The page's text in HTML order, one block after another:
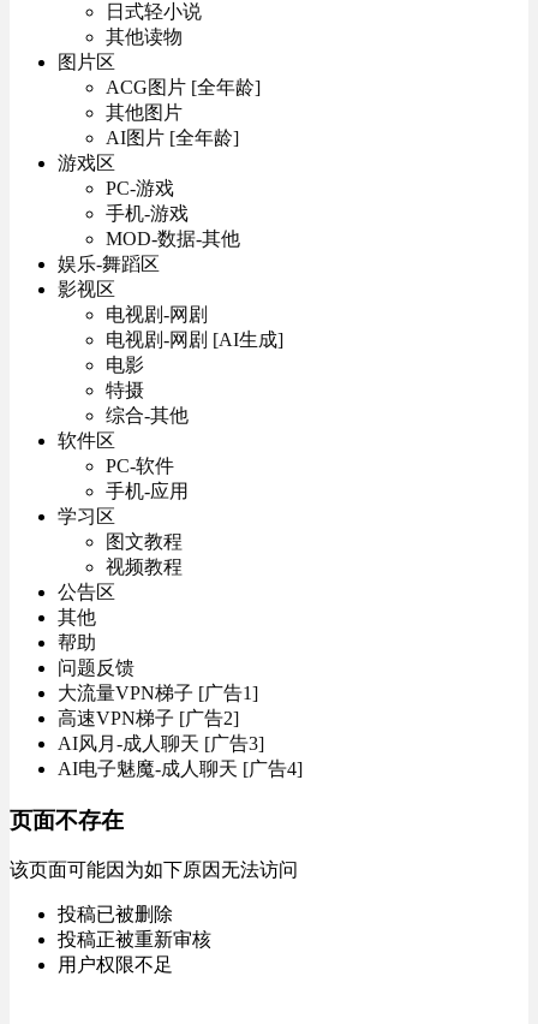
日式轻小说
其他读物
图片区
ACG图片 [全年龄]
其他图片
AI图片 [全年龄]
游戏区
PC-游戏
手机-游戏
MOD-数据-其他
娱乐-舞蹈区
影视区
电视剧-网剧
电视剧-网剧 [AI生成]
电影
特摄
综合-其他
软件区
PC-软件
手机-应用
学习区
图文教程
视频教程
公告区
其他
帮助
问题反馈
大流量VPN梯子 [广告1]
高速VPN梯子 [广告2]
AI风月-成人聊天 [广告3]
AI电子魅魔-成人聊天 [广告4]
页面不存在
该页面可能因为如下原因无法访问
投稿已被删除
投稿正被重新审核
用户权限不足